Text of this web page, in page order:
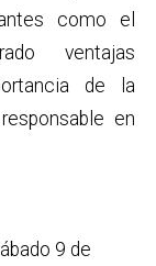
como el
ventajas
de la
en
9 de